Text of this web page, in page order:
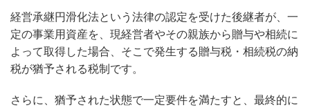
経営承継円滑化法という法律の認定を受けた後継者が、一
定の事業用資産を、現経営者やその親族から贈与や相続に
よって取得した場合、そこで発生する贈与税・相続税の納
税が猶予される税制です。
さらに、猶予された状態で一定要件を満たすと、最終的に